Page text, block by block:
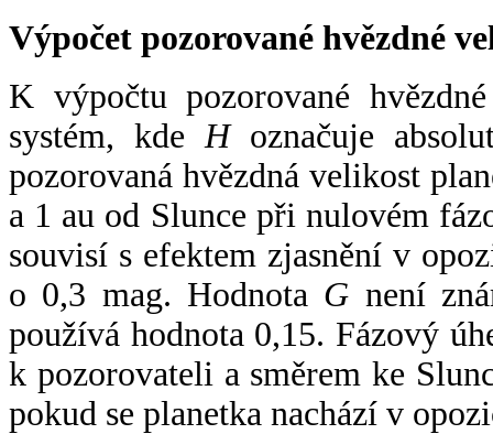
Výpočet pozorované hvězdné
K výpočtu pozorované
systém, kde Hoznačuje
pozorovaná hvězdná velikost
a 1 au od Slunce při nulovém
souvisí s efektem zjasnění v
o 0,3 mag. Hodnota G není
používá hodnota 0,15. Fázový
k pozorovateli a směrem ke
pokud se planetka nachází v